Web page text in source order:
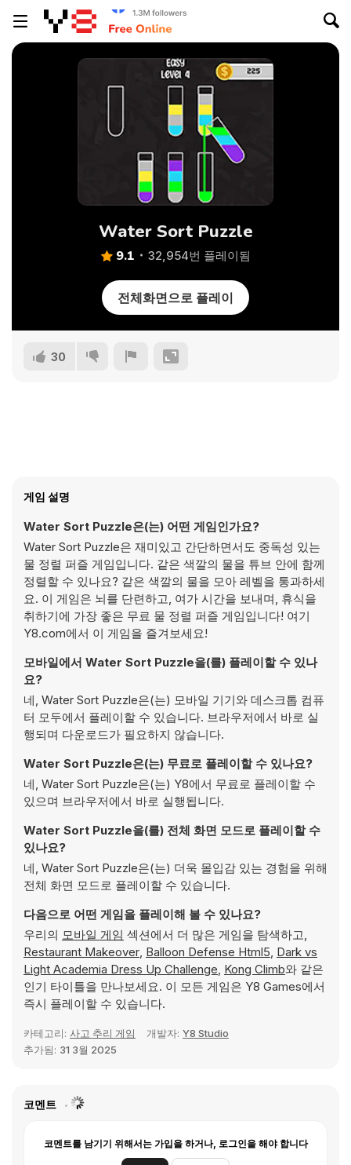
Water Sort Puzzle
9.1 32,954번 플레이됨
전체화면으로 플레이
30
게임 설명
Water Sort Puzzle은(는) 어떤 게임인가요?
Water Sort Puzzle은 재미있고 간단하면서도 중독성 있는
물 정렬 퍼즐 게임입니다. 같은 색깔의 물을 튜브 안에 함께
정렬할 수 있나요? 같은 색깔의 물을 모아 레벨을 통과하세
요. 이 게임은 뇌를 단련하고, 여가 시간을 보내며, 휴식을
취하기에 가장 좋은 무료 물 정렬 퍼즐 게임입니다! 여기
Y8.com에서 이 게임을 즐겨보세요!
모바일에서 Water Sort Puzzle을(를) 플레이할 수 있나
요?
네, Water Sort Puzzle은(는) 모바일 기기와 데스크톱 컴퓨
터 모두에서 플레이할 수 있습니다. 브라우저에서 바로 실
행되며 다운로드가 필요하지 않습니다.
Water Sort Puzzle은(는) 무료로 플레이할 수 있나요?
네, Water Sort Puzzle은(는) Y8에서 무료로 플레이할 수
있으며 브라우저에서 바로 실행됩니다.
Water Sort Puzzle을(를) 전체 화면 모드로 플레이할 수
있나요?
네, Water Sort Puzzle은(는) 더욱 몰입감 있는 경험을 위해
전체 화면 모드로 플레이할 수 있습니다.
다음으로 어떤 게임을 플레이해 볼 수 있나요?
우리의 모바일 게임 섹션에서 더 많은 게임을 탐색하고,
Restaurant Makeover, Balloon Defense Html5, Dark vs
Light Academia Dress Up Challenge, Kong Climb와 같은
인기 타이틀을 만나보세요. 이 모든 게임은 Y8 Games에서
즉시 플레이할 수 있습니다.
카테고리: 사고 추리 게임 개발자: Y8 Studio
추가됨: 31 3월 2025
코멘트
코멘트를 남기기 위해서는 가입을 하거나, 로그인을 해야 합니다